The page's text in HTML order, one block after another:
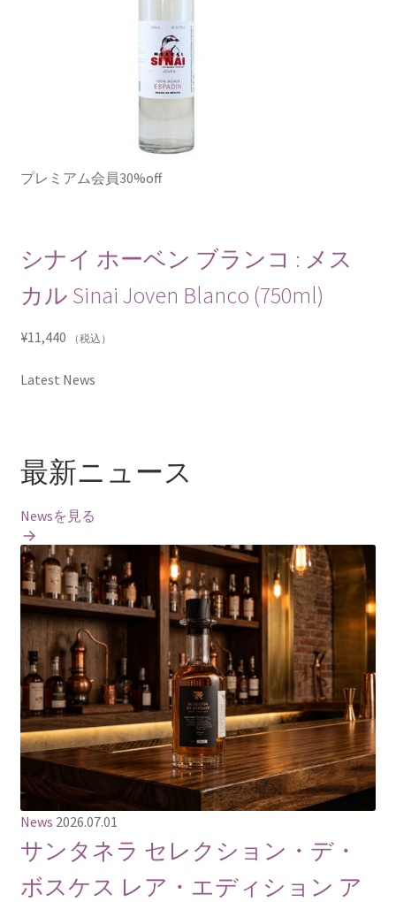
プレミアム会員30%off
シナイ ホーベン ブランコ : メス
カル Sinai Joven Blanco (750ml)
¥11,440 （税込）
Latest News
最新ニュース
Newsを見る
News 2026.07.01
サンタネラ セレクション・デ・
ボスケス レア・エディション ア